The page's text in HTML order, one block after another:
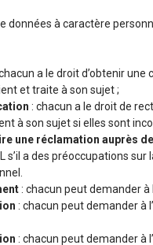
données à caractère
a le droit d’obtenir une
et traite à son sujet ;
: chacun a le droit de
à son sujet si elles sont
une réclamation auprès
s’il a des préoccupations
: chacun peut demander à
: chacun peut demander à
: chacun peut demander à